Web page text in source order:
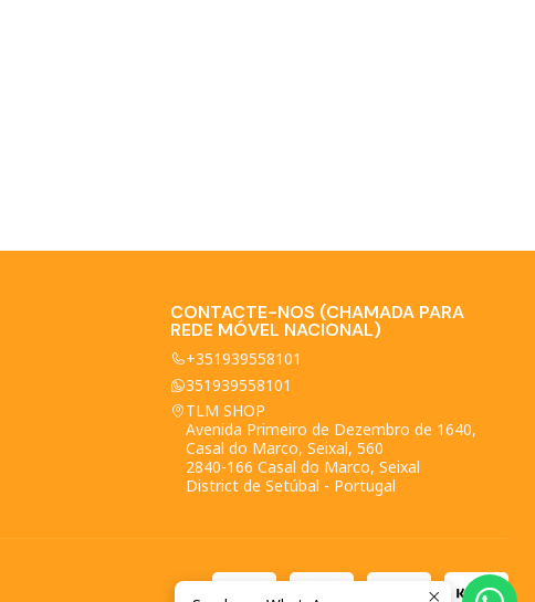
CONTACTE-NOS (CHAMADA PARA
REDE MÓVEL NACIONAL)
+351939558101
351939558101
TLM SHOP
Avenida Primeiro de Dezembro de 1640,
Casal do Marco, Seixal, 560
2840-166 Casal do Marco, Seixal
District de Setúbal - Portugal